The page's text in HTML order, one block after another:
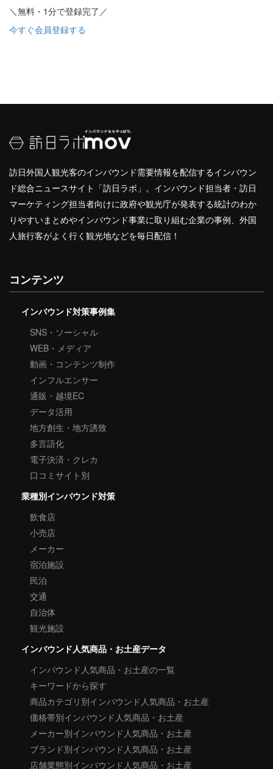
＼無料・1分で登録完了／
今すぐ会員登録する
訪日外国人観光客のインバウンド需要情報を配信するインバウン
ド総合ニュースサイト「訪日ラボ」。インバウンド担当者・訪日
マーケティング担当者向けに政府や観光庁が発表する統計のわか
りやすいまとめやインバウンド事業に取り組む企業の事例、外国
人旅行客がよく行く観光地などを毎日配信！
コンテンツ
インバウンド対策事例集
SNS・ソーシャル
WEB・メディア
動画・コンテンツ制作
インフルエンサー
通販・越境EC
データ活用
地方創生・地方誘致
多言語化
電子決済・クレカ
口コミサイト別
業種別インバウンド対策
飲食店
小売店
メーカー
宿泊施設
民泊
交通
自治体
観光施設
インバウンド人気商品・お土産データ
インバウンド人気商品・お土産の一覧
キーワードから探す
商品カテゴリ別インバウンド人気商品・お土産
価格帯別インバウンド人気商品・お土産
メーカー別インバウンド人気商品・お土産
ブランド別インバウンド人気商品・お土産
店舗業態別インバウンド人気商品・お土産